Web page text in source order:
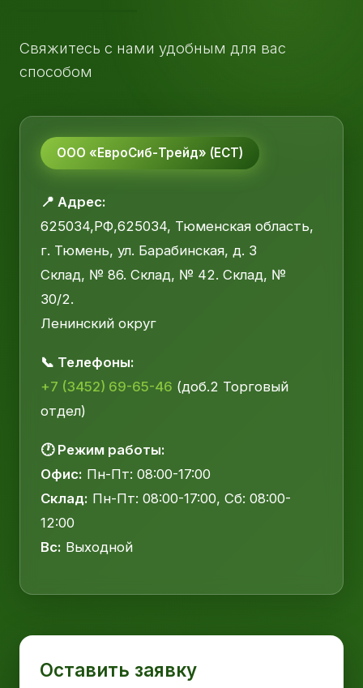
Свяжитесь с нами удобным для вас
способом
ООО «ЕвроСиб-Трейд» (ЕСТ)
📍 Адрес:
625034,РФ,625034, Тюменская область,
г. Тюмень, ул. Барабинская, д. 3
Склад, № 86. Склад, № 42. Склад, №
30/2.
Ленинский округ
📞 Телефоны:
+7 (3452) 69-65-46 (доб.2 Торговый
отдел)
🕐 Режим работы:
Офис: Пн-Пт: 08:00-17:00
Склад: Пн-Пт: 08:00-17:00, Сб: 08:00-
12:00
Вс: Выходной
Оставить заявку